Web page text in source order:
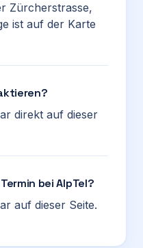
Zürcherstrasse,
ist auf der Karte
direkt auf dieser
bei AlpTel?
auf dieser Seite.